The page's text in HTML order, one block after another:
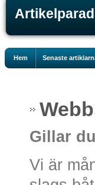
Hem Senaste
Gillar
Vi är